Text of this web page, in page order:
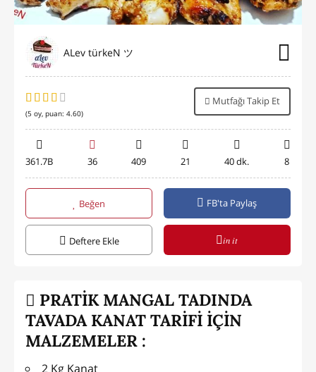
ALev türkeN ツ
(5 oy, puan: 4.60)
Mutfağı Takip Et
361.7B 36 409 21 40 dk. 8
Beğen FB'ta Paylaş
Deftere Ekle in it
PRATİK MANGAL TADINDA
TAVADA KANAT TARİFİ İÇİN
MALZEMELER :
2 Kg Kanat